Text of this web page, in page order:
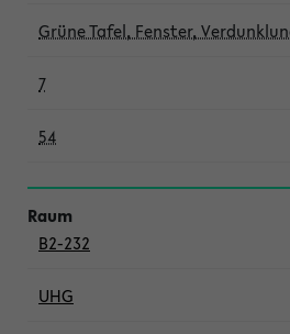
Grüne Tafel, Fenster,
7
54
B2-232
UHG